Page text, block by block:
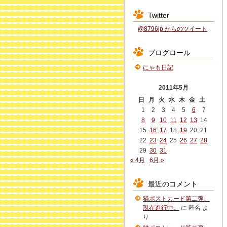
Twitter
@8796jp からのツイート
ブログロール
にゃも日記
2011年5月
日
月 火 水 木 金 土
1
2 3 4 5 6
7
8
9 10 11 12 13 14
15 16 17 18 19 20 21
22 23 24 25 26 27 28
29 30 31
« 4月
6月 »
最近のコメント
猫ポストカード第二弾、
現在進行中。
に 匿名 よ
り